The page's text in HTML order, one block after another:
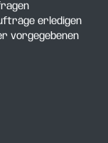
erledigen
vorgegebenen